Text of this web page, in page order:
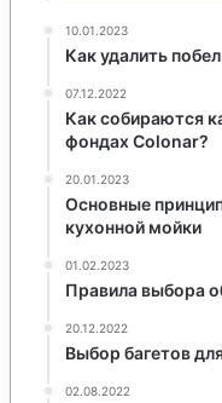
10.01.2023
Как удалить
07.12.2022
Как собираются
фондах Colonar?
20.01.2023
Основные
кухонной мойки
01.02.2023
Правила выбора
20.12.2022
Выбор багетов
02.08.2022